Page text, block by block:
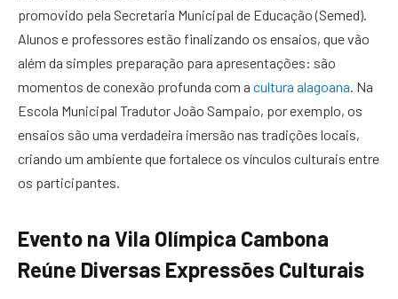
promovido pela Secretaria Municipal de Educação (Semed).
Alunos e professores estão finalizando os ensaios, que vão
além da simples preparação para apresentações: são
momentos de conexão profunda com a cultura alagoana. Na
Escola Municipal Tradutor João Sampaio, por exemplo, os
ensaios são uma verdadeira imersão nas tradições locais,
criando um ambiente que fortalece os vínculos culturais entre
os participantes.
Evento na Vila Olímpica Cambona
Reúne Diversas Expressões Culturais